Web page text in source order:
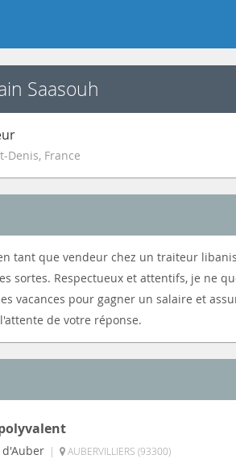
Saasouh
Denis, France
tant que vendeur chez un traiteur
sortes. Respectueux et attentifs, je ne
vacances pour gagner un salaire et
de votre réponse.
d'Auber | AUBERVILLIERS (93300)